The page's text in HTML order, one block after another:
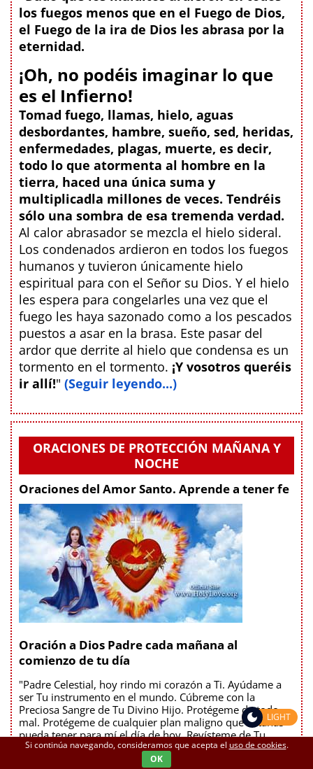
los fuegos menos que en el Fuego de Dios,
el Fuego de la ira de Dios les abrasa por la
eternidad.
¡Oh, no podéis imaginar lo que
es el Infierno!
Tomad fuego, llamas, hielo, aguas
desbordantes, hambre, sueño, sed, heridas,
enfermedades, plagas, muerte, es decir,
todo lo que atormenta al hombre en la
tierra, haced una única suma y
multiplicadla millones de veces. Tendréis
sólo una sombra de esa tremenda verdad.
Al calor abrasador se mezcla el hielo sideral.
Los condenados ardieron en todos los fuegos
humanos y tuvieron únicamente hielo
espiritual para con el Señor su Dios. Y el hielo
les espera para congelarles una vez que el
fuego les haya sazonado como a los pescados
puestos a asar en la brasa. Este pasar del
ardor que derrite al hielo que condensa es un
tormento en el tormento. ¡Y vosotros queréis
ir allí!" (Seguir leyendo...)
ORACIONES DE PROTECCIÓN MAÑANA Y
NOCHE
Oraciones del Amor Santo. Aprende a tener fe
Oración a Dios Padre cada mañana al
comienzo de tu día
"Padre Celestial, hoy rindo mi corazón a Ti. Ayúdame a
ser Tu instrumento en el mundo. Cúbreme con la
Preciosa Sangre de Tu Divino Hijo. Protégeme de todo
mal. Protégeme de cualquier plan maligno que Satanás
pueda tener para mí el día de hoy. Revísteme de Tu
Divina Voluntad. Amén"
Si continúa navegando, consideramos que acepta el uso de cookies.
OK
LIGHT